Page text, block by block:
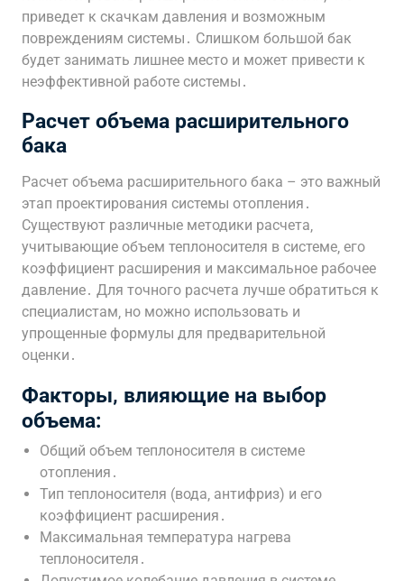
приведет к скачкам давления и возможным
повреждениям системы․ Слишком большой бак
будет занимать лишнее место и может привести к
неэффективной работе системы․
Расчет объема расширительного
бака
Расчет объема расширительного бака – это важный
этап проектирования системы отопления․
Существуют различные методики расчета‚
учитывающие объем теплоносителя в системе‚ его
коэффициент расширения и максимальное рабочее
давление․ Для точного расчета лучше обратиться к
специалистам‚ но можно использовать и
упрощенные формулы для предварительной
оценки․
Факторы‚ влияющие на выбор
объема:
Общий объем теплоносителя в системе
отопления․
Тип теплоносителя (вода‚ антифриз) и его
коэффициент расширения․
Максимальная температура нагрева
теплоносителя․